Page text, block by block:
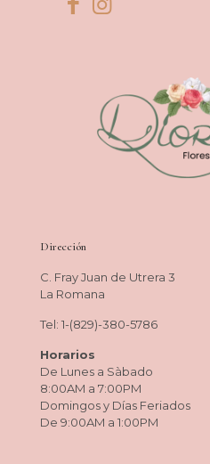
Dirección
C. Fray Juan de Utrera 3
La Romana
Tel: 1-(829)-380-5786
Horarios
De Lunes a Sàbado
8:00AM a 7:00PM
Domingos y Días Feriados
De 9:00AM a 1:00PM